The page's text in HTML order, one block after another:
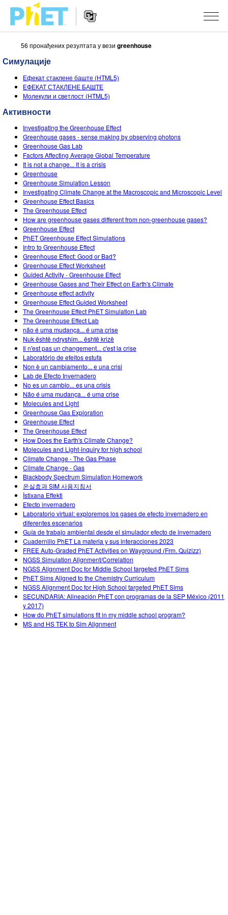
Претрага
вебсајта
Navigation
СИМУЛАЦИЈЕ
Све симулације
Физика
Математика & Статистика
Хемија
Земља& Свемир
Биологија
Преведене симулације
Customizable Sims
STUDIO
About Studio
Customizable Sims
Start a Free Trial
Purchase a License
УЧЕЊЕ
Претражи активности
Подели своје активности
Activity Contribution Guidelines
Виртуелне радионице
Professional Learning with PhET
Teaching with PhET
ИСТРАЖИВАЊА
ИНИЦИЈАТИВЕ
Инклузивни дизајн
PhET Глобал
Data Fluency
DEIB in STEM Ed
SceneryStack OSE
Impact Report
ПРИЈАВИТЕ СЕ / РЕГИСТРУЈТЕ СЕ
56 пронађених резултата у вези greenhouse
Симулације
Ефекат стаклене баште (HTML5)
ЕФЕКАТ СТАКЛЕНЕ БАШТЕ
Молекули и светлост (HTML5)
Активности
Investigating the Greenhouse Effect
Greenhouse gases - sense making by observing photons
Greenhouse Gas Lab
Factors Affecting Average Global Temperature
It is not a change... it is a crisis
Greenhouse
Greenhouse Simulation Lesson
Investigating Climate Change at the Macroscopic and Microscopic Level
Greenhouse Effect Basics
The Greenhouse Effect
How are greenhouse gases different from non-greenhouse gases?
Greenhouse Effect
PhET Greenhouse Effect Simulations
Intro to Greenhouse Effect
Greenhouse Effect: Good or Bad?
Greenhouse Effect Worksheet
Guided Activity - Greenhouse Effect
Greenhouse Gases and Their Effect on Earth's Climate
Greenhouse effect activity
Greenhouse Effect Guided Worksheet
The Greenhouse Effect PhET Simulation Lab
The Greenhouse Effect Lab
não é uma mudança... é uma crise
Nuk është ndryshim... është krizë
Il n'est pas un changement... c'est la crise
Laboratório de efeitos estufa
Non è un cambiamento... e una crisi
Lab de Efecto Invernadero
No es un cambio... es una crisis
Não é uma mudança... é uma crise
Molecules and Light
Greenhouse Gas Exploration
Greenhouse Effect
The Greenhouse Effect
How Does the Earth's Climate Change?
Molecules and Light-inquiry for high school
Climate Change - The Gas Phase
Climate Change - Gas
Blackbody Spectrum Simulation Homework
온실효과 SIM 사용지침서
İstixana Effekti
Efecto invernadero
Laboratorio virtual: exploremos los gases de efecto invernadero en
diferentes escenarios
Guía de trabajo ambiental desde el simulador efecto de invernadero
Cuadernillo PhET La materia y sus interacciones 2023
FREE Auto-Graded PhET Activities on Wayground (Frm. Quizizz)
NGSS Simulation Alignment/Correlation
NGSS Alignment Doc for Middle School targeted PhET Sims
PhET Sims Aligned to the Chemistry Curriculum
NGSS Alignment Doc for High School targeted PhET Sims
SECUNDARIA: Alineación PhET con programas de la SEP México (2011
y 2017)
How do PhET simulations fit in my middle school program?
MS and HS TEK to Sim Alignment